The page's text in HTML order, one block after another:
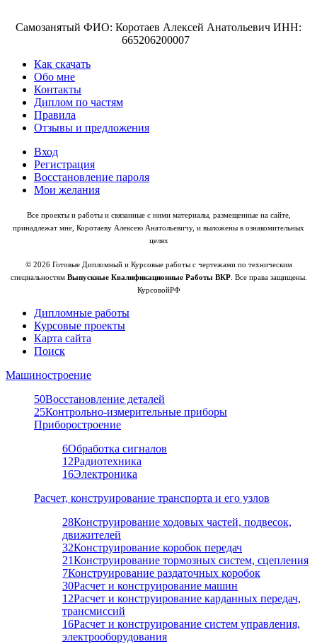
Самозанятый ФИО: Коротаев Алексей Анатольевич ИНН:
665206200007
Как скачать
Обо мне
Контакты
Диплом по частям
Правила
Отзывы и предложения
Вход
Регистрация
Восстановление пароля
Мои желания
Все проекты и работы и связанные с ними материалы, размещенные на сайте,
принадлежат мне, Коротаеву Алексею Анатольевичу, и выложены в ознакомительных
целях
© 2026 Готовые Дипломный и Курсовые работы с чертежами по техническим
специальностям Выпускные Квалификационные Работы ВКР. Все права защищены.
КурсовойРФ
Дипломные работы
Курсовые проекты
Карта сайта
Поиск
Машиностроение
50Восстановление деталей
25Контрольно-измерительные приборы
Приборостроение
6Обработка сигналов
12Радиотехника
16Электроника
Расчет, конструирование транспорта и его узлов
28Конструирование ходовых частей, подвесок,
движителей
32Конструирование коробок передач
21Конструирование тормозных систем, сцепления
7Конструирование раздаточных коробок
30Расчет и конструирование машин
12Расчет и конструирование карданных передач,
трансмиссий
16Расчет и конструирование систем управления,
электрооборудования